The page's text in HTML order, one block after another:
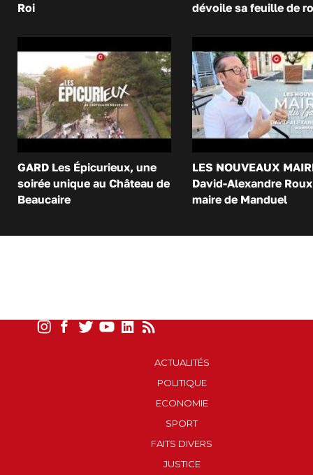
Roi
dévoile sa feuille de
GARD Les Épicurieux, une
soirée unique au Château de
Beaucaire
LES NOUVEAUX
David-Alexandre
maire de Manduel
ACTUALITÉS
POLITIQUE
ECONOMIE
SPORT
FAITS DIVERS
JUSTICE